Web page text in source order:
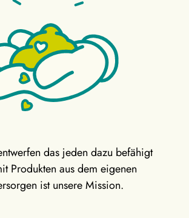
das jeden dazu befähigt
Produkten aus dem eigenen
ist unsere Mission.